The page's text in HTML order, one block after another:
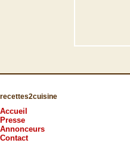
recettes2cuisine
Accueil
Presse
Annonceurs
Contact